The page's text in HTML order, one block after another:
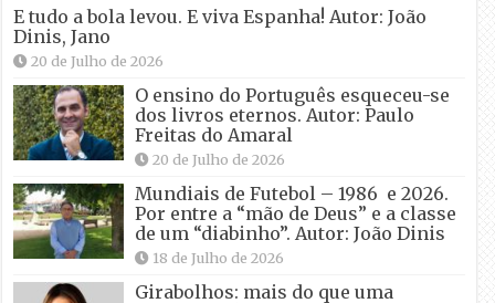
E tudo a bola levou. E viva Espanha! Autor: João
Dinis, Jano
20 de Julho de 2026
O ensino do Português esqueceu-se
dos livros eternos. Autor: Paulo
Freitas do Amaral
20 de Julho de 2026
Mundiais de Futebol – 1986 e 2026.
Por entre a “mão de Deus” e a classe
de um “diabinho”. Autor: João Dinis
18 de Julho de 2026
Girabolhos: mais do que uma